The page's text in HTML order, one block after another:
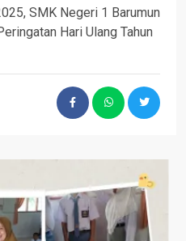
SMK Negeri 1 Barumun
Hari Ulang Tahun